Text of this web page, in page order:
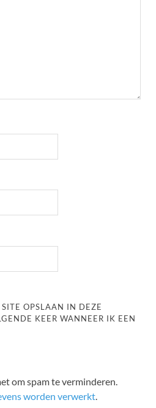
OPSLAAN IN DEZE
KEER WANNEER IK EEN
om spam te verminderen.
worden verwerkt.